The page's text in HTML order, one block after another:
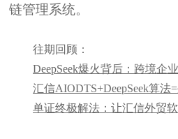
链管理系统。
往期回顾：
DeepSeek爆火背后：跨境企
汇信AIODTS+DeepSeek算
单证终极解法：让汇信外贸